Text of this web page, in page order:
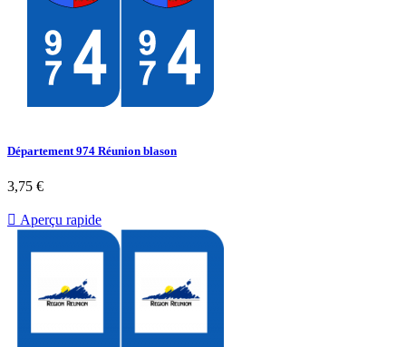
Département 974 Réunion blason
3,75 €
 Aperçu rapide